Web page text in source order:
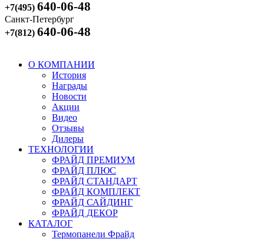
+7(495) 640-06-48
Санкт-Петербург
+7(812) 640-06-48
О КОМПАНИИ
История
Награды
Новости
Акции
Видео
Отзывы
Дилеры
ТЕХНОЛОГИИ
ФРАЙД ПРЕМИУМ
ФРАЙД ПЛЮС
ФРАЙД СТАНДАРТ
ФРАЙД КОМПЛЕКТ
ФРАЙД САЙДИНГ
ФРАЙД ДЕКОР
КАТАЛОГ
Термопанели Фрайд